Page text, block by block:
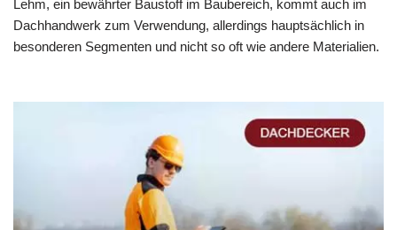
Lehm, ein bewährter Baustoff im Baubereich, kommt auch im
Dachhandwerk zum Verwendung, allerdings hauptsächlich in
besonderen Segmenten und nicht so oft wie andere Materialien.